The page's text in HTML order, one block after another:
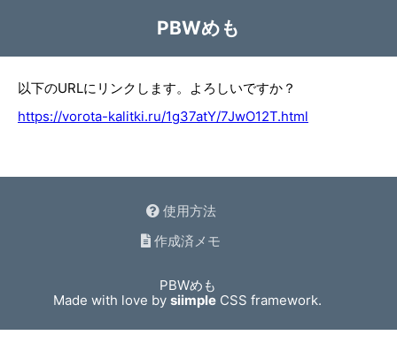
PBWめも
以下のURLにリンクします。よろしいですか？
https://vorota-kalitki.ru/1g37atY/7JwO12T.html
使用方法
作成済メモ
PBWめも
Made with love bysiimple CSS framework.